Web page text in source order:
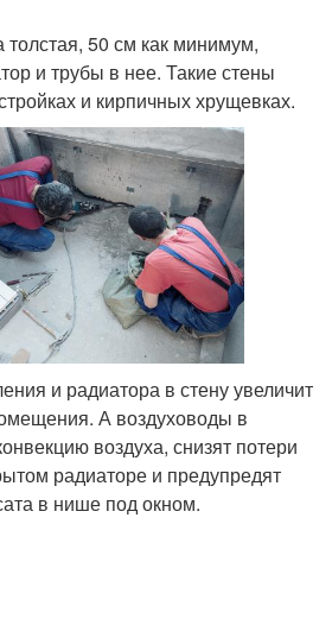
50 см как минимум,
и трубы в нее. Такие стены
и кирпичных хрущевках.
и радиатора в стену увеличит
А воздуховоды в
воздуха, снизят потери
радиаторе и предупредят
в нише под окном.